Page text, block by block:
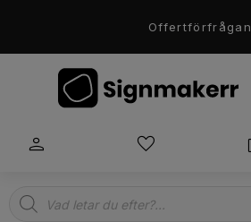
Offertförfrågan
Products
search